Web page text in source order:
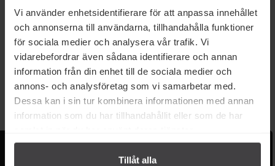
Vi använder enhetsidentifierare för att anpassa innehållet
och annonserna till användarna, tillhandahålla funktioner
för sociala medier och analysera vår trafik. Vi
vidarebefordrar även sådana identifierare och annan
information från din enhet till de sociala medier och
annons- och analysföretag som vi samarbetar med.
Dessa kan i sin tur kombinera informationen med annan
information som du har tillhandahållit eller som de har
Tillåt alla
18 kr
Brooklyn Special Effects 0,4%
33cl
Köp
Populära länkar